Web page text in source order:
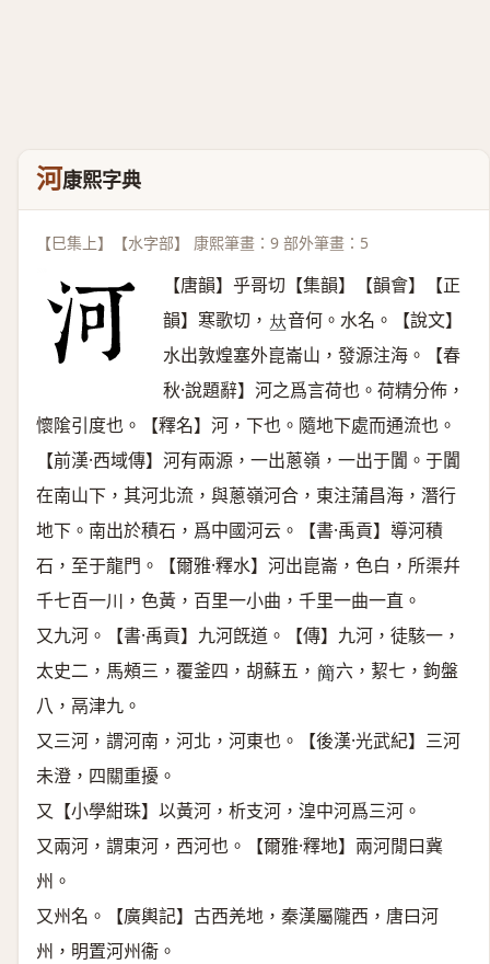
河康熙字典
【巳集上】【水字部】 康熙筆畫：9 部外筆畫：5
【唐韻】乎哥切【集韻】【韻會】【正
韻】寒歌切， 𠀤音何。水名。【說文】
水出敦煌塞外崑崙山，發源注海。【春
秋·說題辭】河之爲言荷也。荷精分佈，
懷隂引度也。【釋名】河，下也。隨地下處而通流也。
【前漢·西域傳】河有兩源，一出蔥嶺，一出于闐。于闐
在南山下，其河北流，與蔥嶺河合，東注蒲昌海，潛行
地下。南出於積石，爲中國河云。【書·禹貢】導河積
石，至于龍門。【爾雅·釋水】河出崑崙，色白，所渠幷
千七百一川，色黃，百里一小曲，千里一曲一直。
又九河。【書·禹貢】九河旣道。【傳】九河，徒駭一，
太史二，馬頰三，覆釜四，胡蘇五， 𥳑 六，絜七，鉤盤
八，鬲津九。
又三河，謂河南，河北，河東也。【後漢·光武紀】三河
未澄，四關重擾。
又【小學紺珠】以黃河，析支河，湟中河爲三河。
又兩河，謂東河，西河也。【爾雅·釋地】兩河閒曰冀
州。
又州名。【廣輿記】古西羌地，秦漢屬隴西，唐曰河
州，明置河州衞。